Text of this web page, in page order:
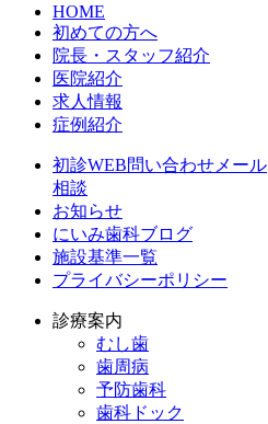
HOME
初めての方へ
院長・スタッフ紹介
医院紹介
求人情報
症例紹介
初診WEB問い合わせメール
相談
お知らせ
にいみ歯科ブログ
施設基準一覧
プライバシーポリシー
診療案内
むし歯
歯周病
予防歯科
歯科ドック